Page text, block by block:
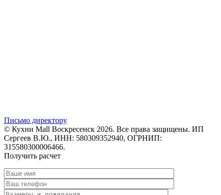
Письмо директору
© Кухни Mall Воскресенск 2026. Все права защищены. ИП
Сергеев В.Ю., ИНН: 580309352940, ОГРНИП:
315580300006466.
Получить расчет